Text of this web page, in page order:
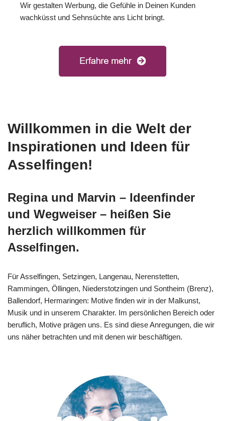
Wir gestalten Werbung, die Gefühle in Deinen Kunden
wachküsst und Sehnsüchte ans Licht bringt.
Willkommen in die Welt der
Inspirationen und Ideen für
Asselfingen!
Regina und Marvin – Ideenfinder
und Wegweiser – heißen Sie
herzlich willkommen für
Asselfingen.
Für Asselfingen, Setzingen, Langenau, Nerenstetten,
Rammingen, Öllingen, Niederstotzingen und Sontheim (Brenz),
Ballendorf, Hermaringen: Motive finden wir in der Malkunst,
Musik und in unserem Charakter. Im persönlichen Bereich oder
beruflich, Motive prägen uns. Es sind diese Anregungen, die wir
uns näher betrachten und mit denen wir beschäftigen.